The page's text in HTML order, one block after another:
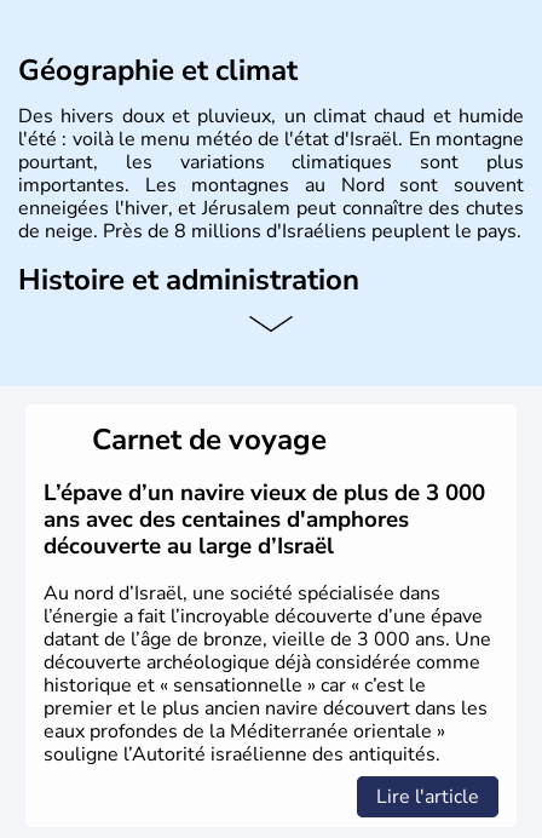
Géographie et climat
Des hivers doux et pluvieux, un climat chaud et humide
l'été : voilà le menu météo de l'état d'Israël. En montagne
pourtant, les variations climatiques sont plus
importantes. Les montagnes au Nord sont souvent
enneigées l'hiver, et Jérusalem peut connaître des chutes
de neige. Près de 8 millions d'Israéliens peuplent le pays.
Histoire et administration
L'Israël est un état de la partie est de la Méditerranée,
vrai essor économique dans le domaine des nouvelles
Carnet de voyage
L’épave d’un navire vieux de plus de 3 000
ans avec des centaines d'amphores
découverte au large d’Israël
Au nord d’Israël, une société spécialisée dans
l’énergie a fait l’incroyable découverte d’une épave
datant de l’âge de bronze, vieille de 3 000 ans. Une
découverte archéologique déjà considérée comme
historique et « sensationnelle » car « c’est le
premier et le plus ancien navire découvert dans les
eaux profondes de la Méditerranée orientale »
souligne l’Autorité israélienne des antiquités.
Lire l'article